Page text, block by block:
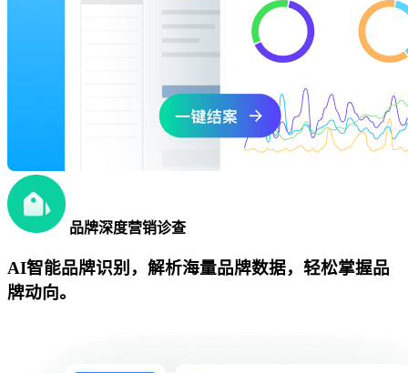
品牌深度营销诊查
AI智能品牌识别，解析海量品牌数据，轻松掌握品
牌动向。